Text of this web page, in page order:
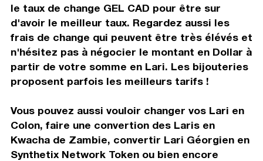
le taux de change GEL CAD pour être sur
d'avoir le meilleur taux. Regardez aussi les
frais de change qui peuvent être très élévés et
n'hésitez pas à négocier le montant en Dollar à
partir de votre somme en Lari. Les bijouteries
proposent parfois les meilleurs tarifs !
Vous pouvez aussi vouloir changer vos Lari en
Colon, faire une convertion des Laris en
Kwacha de Zambie, convertir Lari Géorgien en
Synthetix Network Token ou bien encore